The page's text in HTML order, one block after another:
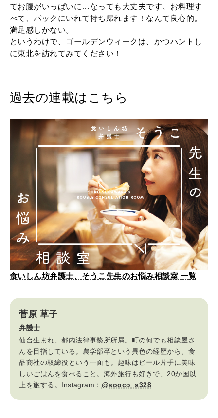
てお腹がいっぱいに…なっても大丈夫です。お料理す
べて、パックにいれて持ち帰れます！なんて良心的。
満足感しかない。
というわけで、ゴールデンウィークは、かつハントし
に東北を訪れてみてください！
過去の連載はこちら
食いしん坊弁護士、そうこ先生のお悩み相談室 一覧
菅原 草子
弁護士
仙台生まれ、都内法律事務所所属。町の何でも相談屋さ
んを目指している。農学部卒という異色の経歴から、食
品商社の取締役という一面も。趣味はビール片手に美味
しいごはんを食べること。海外旅行も好きで、20か国以
上を旅する。Instagram： @sooco_s328